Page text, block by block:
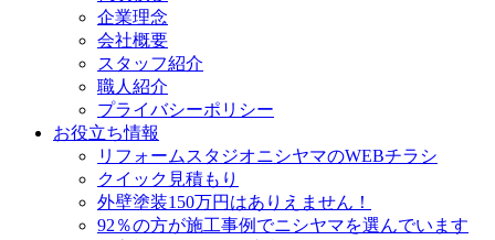
企業理念
会社概要
スタッフ紹介
職人紹介
プライバシーポリシー
お役立ち情報
リフォームスタジオニシヤマのWEBチラシ
クイック見積もり
外壁塗装150万円はありえません！
92％の方が施工事例でニシヤマを選んでいます